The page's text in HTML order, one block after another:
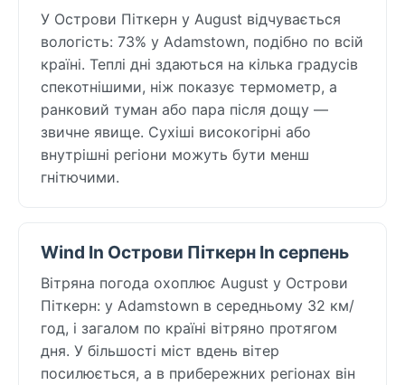
У Острови Піткерн у August відчувається
вологість: 73% у Adamstown, подібно по всій
країні. Теплі дні здаються на кілька градусів
спекотнішими, ніж показує термометр, а
ранковий туман або пара після дощу —
звичне явище. Сухіші високогірні або
внутрішні регіони можуть бути менш
гнітючими.
Wind In Острови Піткерн In серпень
Вітряна погода охоплює August у Острови
Піткерн: у Adamstown в середньому 32 км/
год, і загалом по країні вітряно протягом
дня. У більшості міст вдень вітер
посилюється, а в прибережних регіонах він